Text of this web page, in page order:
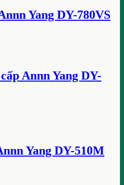
Yang DY-780VS
Annn Yang DY-
Yang DY-510M